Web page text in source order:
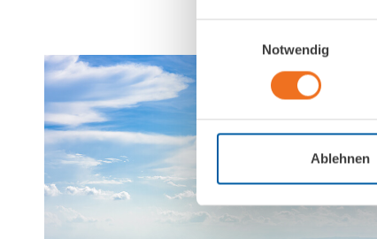
Notwendig
Ablehnen